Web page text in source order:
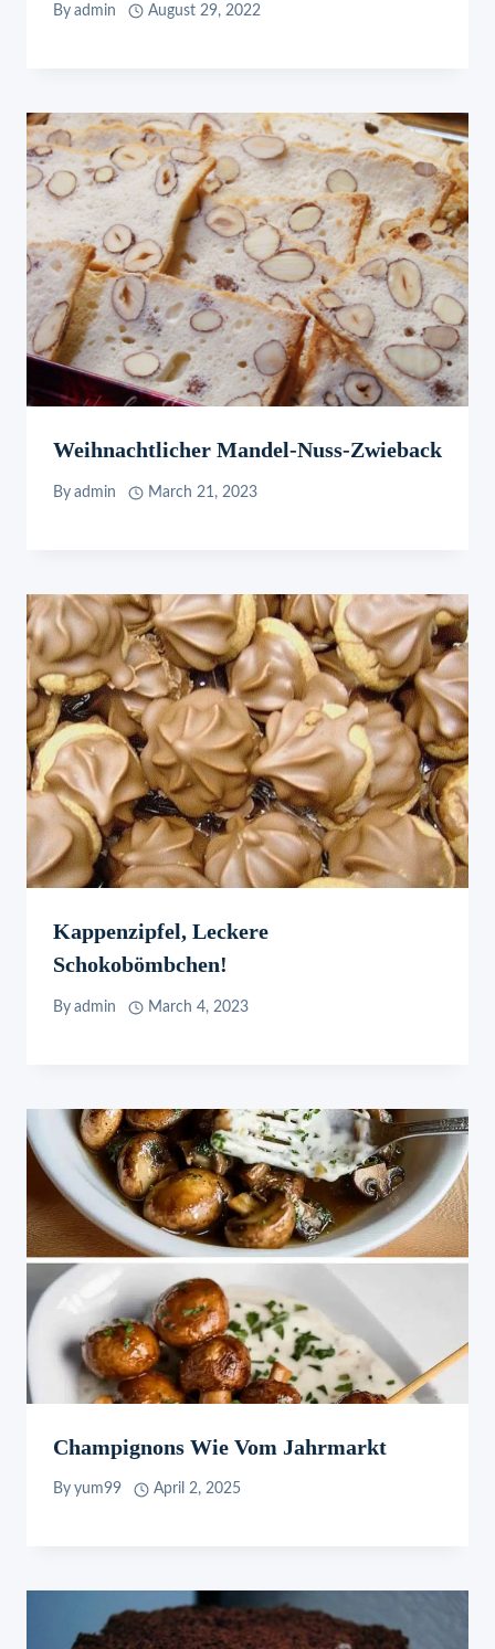
By admin August 29, 2022
Weihnachtlicher Mandel-Nuss-Zwieback
By admin March 21, 2023
Kappenzipfel, Leckere
Schokobömbchen!
By admin March 4, 2023
Champignons Wie Vom Jahrmarkt
By yum99 April 2, 2025